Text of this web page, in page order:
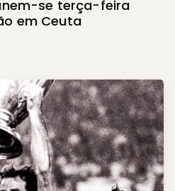
se terça-feira
em Ceuta